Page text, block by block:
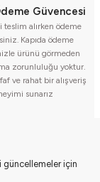
Güvencesi
teslim alırken ödeme
Kapıda ödeme
ürünü görmeden
zorunluluğu yoktur.
ve rahat bir alışveriş
sunarız
güncellemeler için